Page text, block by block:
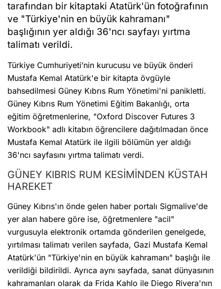
tarafından bir kitaptaki Atatürk'ün fotoğrafının
ve "Türkiye'nin en büyük kahramanı"
başlığının yer aldığı 36'ncı sayfayı yırtma
talimatı verildi.
Türkiye Cumhuriyeti’nin kurucusu ve büyük önderi
Mustafa Kemal Atatürk'e bir kitapta övgüyle
bahsedilmesi Güney Kıbrıs Rum Yönetimi'ni panikletti.
Güney Kıbrıs Rum Yönetimi Eğitim Bakanlığı, orta
eğitim öğretmenlerine, "Oxford Discover Futures 3
Workbook" adlı kitabın öğrencilere dağıtılmadan önce
Mustafa Kemal Atatürk ile ilgili bölümün yer aldığı
36'ncı sayfasını yırtma talimatı verdi.
GÜNEY KIBRIS RUM KESİMİNDEN KÜSTAH
HAREKET
Güney Kıbrıs'ın önde gelen haber portalı Sigmalive'de
yer alan habere göre ise, öğretmenlere "acil"
vurgusuyla elektronik ortamda gönderilen genelgede,
yırtılması talimatı verilen sayfada, Gazi Mustafa Kemal
Atatürk'ün "Türkiye'nin en büyük kahramanı" başlığı ile
verildiği bildirildi. Ayrıca aynı sayfada, sanat dünyasının
kahramanları olarak da Frida Kahlo ile Diego Rivera'nın